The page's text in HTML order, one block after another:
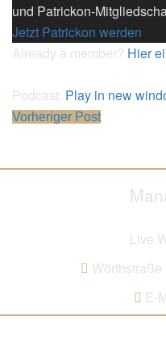
und Patrickon-
Jetzt Patrickon werden
Already a member? Hier
Podcast: Play in new
Vorheriger Post
Live
E-